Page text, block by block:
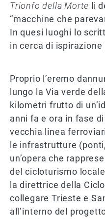
Trionfo della Morte li
“macchine che
In quesi luoghi lo
in cerca di
Proprio l’eremo
lungo la Via verde
kilometri frutto di
anni fa e ora in fase
vecchia linea
le infrastrutture
un’opera che
del cicloturismo
la direttrice della
collegare Trieste e
all’interno del